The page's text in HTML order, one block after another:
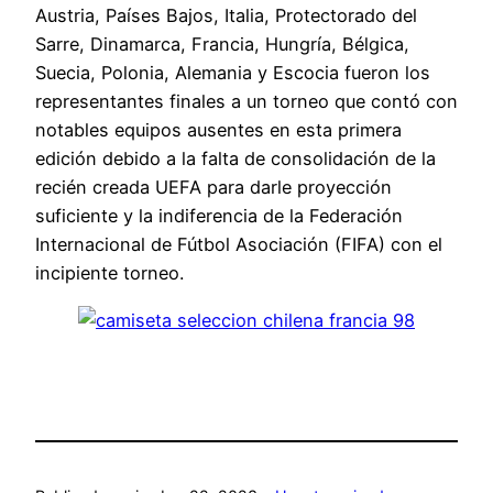
Austria, Países Bajos, Italia, Protectorado del
Sarre, Dinamarca, Francia, Hungría, Bélgica,
Suecia, Polonia, Alemania y Escocia fueron los
representantes finales a un torneo que contó con
notables equipos ausentes en esta primera
edición debido a la falta de consolidación de la
recién creada UEFA para darle proyección
suficiente y la indiferencia de la Federación
Internacional de Fútbol Asociación (FIFA) con el
incipiente torneo.